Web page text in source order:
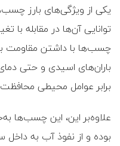
یکی از ویژگی‌های بارز
توانایی آن‌ها در مقابله
چسب‌ها با داشتن مقاومت
باران‌های اسیدی و حتی دمای
برابر عوامل محیطی
علاوه‌بر این، این چسب‌ها
بوده و از نفوذ آب به داخل